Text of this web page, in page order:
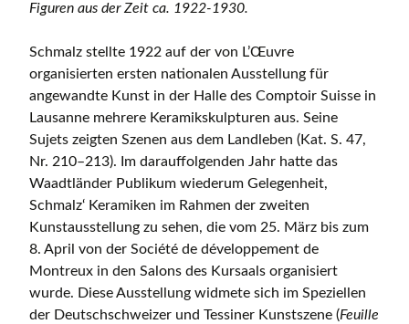
Figuren aus der Zeit ca. 1922-1930.
Schmalz stellte 1922 auf der von L’Œuvre
organisierten ersten nationalen Ausstellung für
angewandte Kunst in der Halle des Comptoir Suisse in
Lausanne mehrere Keramikskulpturen aus. Seine
Sujets zeigten Szenen aus dem Landleben (Kat. S. 47,
Nr. 210–213). Im darauffolgenden Jahr hatte das
Waadtländer Publikum wiederum Gelegenheit,
Schmalz‘ Keramiken im Rahmen der zweiten
Kunstausstellung zu sehen, die vom 25. März bis zum
8. April von der Société de développement de
Montreux in den Salons des Kursaals organisiert
wurde. Diese Ausstellung widmete sich im Speziellen
der Deutschschweizer und Tessiner Kunstszene (Feuille